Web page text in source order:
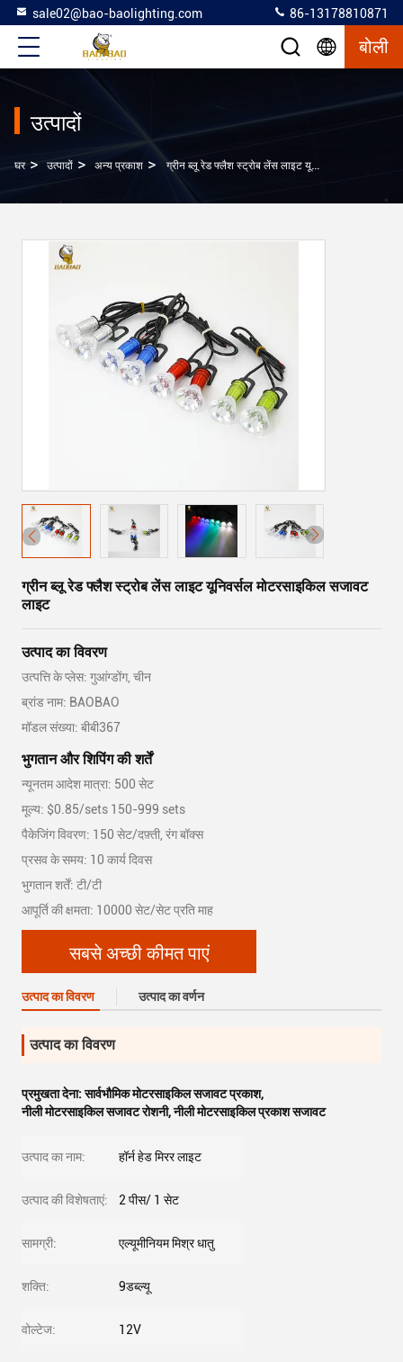
sale02@bao-baolighting.com 86-13178810871
बोली
उत्पादों
घर > उत्पादों > अन्य प्रकाश > ग्रीन ब्लू रेड फ्लैश स्ट्रोब लेंस लाइट यूनिवर्सल मोटरसाइकिल सजावट लाइट
ग्रीन ब्लू रेड फ्लैश स्ट्रोब लेंस लाइट यूनिवर्सल मोटरसाइकिल सजावट
लाइट
उत्पाद का विवरण
उत्पत्ति के प्लेस: गुआंग्डोंग, चीन
ब्रांड नाम: BAOBAO
मॉडल संख्या: बीबी367
भुगतान और शिपिंग की शर्तें
न्यूनतम आदेश मात्रा: 500 सेट
मूल्य: $0.85/sets 150-999 sets
पैकेजिंग विवरण: 150 सेट/दफ़्ती, रंग बॉक्स
प्रसव के समय: 10 कार्य दिवस
भुगतान शर्तें: टी/टी
आपूर्ति की क्षमता: 10000 सेट/सेट प्रति माह
सबसे अच्छी कीमत पाएं
उत्पाद का विवरण उत्पाद का वर्णन
उत्पाद का विवरण
प्रमुखता देना:सार्वभौमिक मोटरसाइकिल सजावट प्रकाश,
नीली मोटरसाइकिल सजावट रोशनी,नीली मोटरसाइकिल प्रकाश सजावट
उत्पाद का नाम: हॉर्न हेड मिरर लाइट
उत्पाद की विशेषताएं: 2 पीस/ 1 सेट
सामग्री: एल्यूमीनियम मिश्र धातु
शक्ति: 9डब्ल्यू
वोल्टेज: 12V